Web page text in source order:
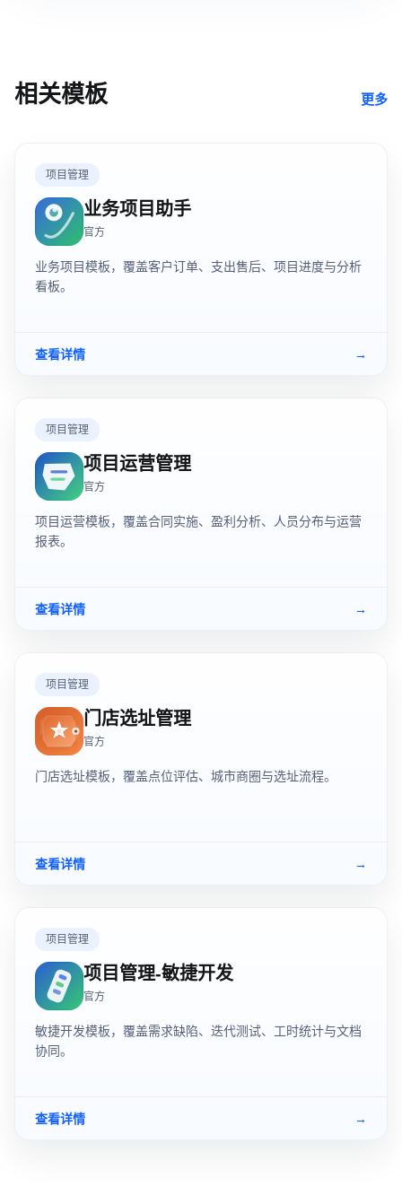
相关模板 更多
项目管理
业务项目助手
官方
业务项目模板，覆盖客户订单、支出售后、项目进度与分析
看板。
查看详情 →
项目管理
项目运营管理
官方
项目运营模板，覆盖合同实施、盈利分析、人员分布与运营
报表。
查看详情 →
项目管理
门店选址管理
官方
门店选址模板，覆盖点位评估、城市商圈与选址流程。
查看详情 →
项目管理
项目管理-敏捷开发
官方
敏捷开发模板，覆盖需求缺陷、迭代测试、工时统计与文档
协同。
查看详情 →